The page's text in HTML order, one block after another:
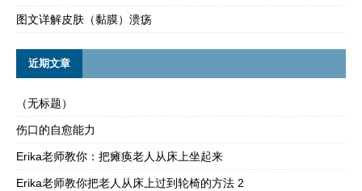
图文详解皮肤（黏膜）溃疡
近期文章
（无标题）
伤口的自愈能力
Erika老师教你：把瘫痪老人从床上坐起来
Erika老师教你把老人从床上过到轮椅的方法 2